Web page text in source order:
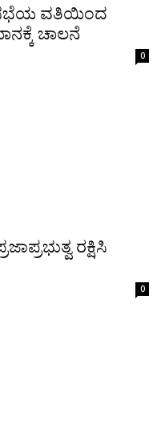
ಸಭೆಯ ವತಿಯಿಂದ
ಚಾಲನೆ
0
ರಕ್ಷಿಸಿ
0